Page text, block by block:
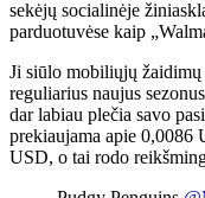
sekėjų socialinėje
parduotuvėse kaip
Ji siūlo mobiliųjų
reguliarius naujus
dar labiau plečia savo
prekiaujama apie 0,0086
USD, o tai rodo